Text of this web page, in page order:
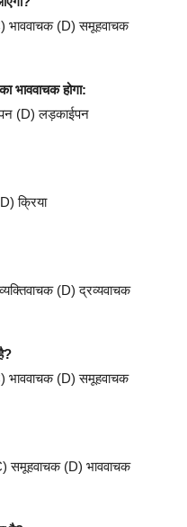
भाववाचक (D) समूहवाचक
भाववाचक होगा:
(D) लड़काईपन
क्रिया
(D) द्रव्यवाचक
भाववाचक (D) समूहवाचक
समूहवाचक (D) भाववाचक